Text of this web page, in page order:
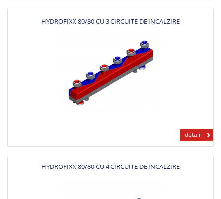
HYDROFIXX 80/80 CU 3 CIRCUITE DE INCALZIRE
detalii
HYDROFIXX 80/80 CU 4 CIRCUITE DE INCALZIRE